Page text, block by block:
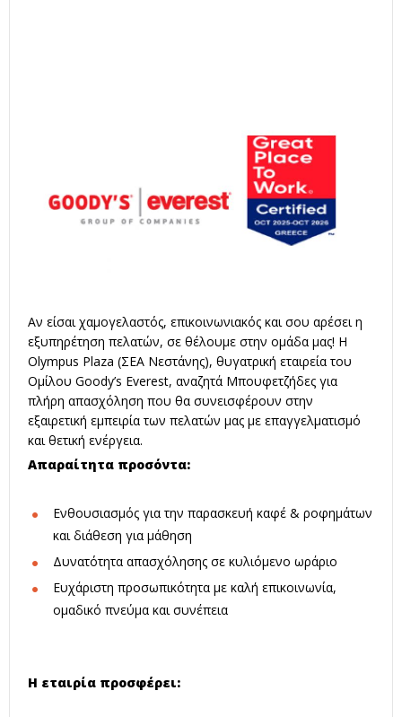
Αν είσαι χαμογελαστός, επικοινωνιακός και σου αρέσει η
εξυπηρέτηση πελατών, σε θέλουμε στην ομάδα μας! Η
Olympus Plaza (ΣΕΑ Νεστάνης), θυγατρική εταιρεία του
Ομίλου Goody’s Everest, αναζητά Μπουφετζήδες για
πλήρη απασχόληση που θα συνεισφέρουν στην
εξαιρετική εμπειρία των πελατών μας με επαγγελματισμό
και θετική ενέργεια.
Απαραίτητα προσόντα:
Ενθουσιασμός για την παρασκευή καφέ & ροφημάτων
και διάθεση για μάθηση
Δυνατότητα απασχόλησης σε κυλιόμενο ωράριο
Ευχάριστη προσωπικότητα με καλή επικοινωνία,
ομαδικό πνεύμα και συνέπεια
Η εταιρία προσφέρει: